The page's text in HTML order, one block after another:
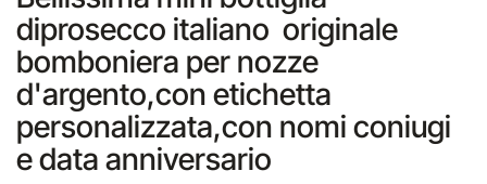
diprosecco italiano originale
bomboniera per nozze
d'argento,con etichetta
personalizzata,con nomi coniugi
e data anniversario